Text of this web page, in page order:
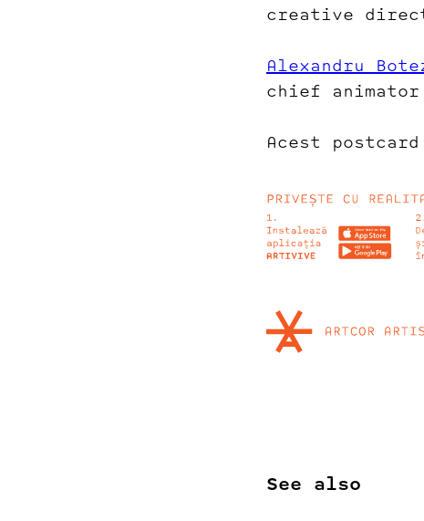
creative
Alexandru
chief animator
Acest
See also